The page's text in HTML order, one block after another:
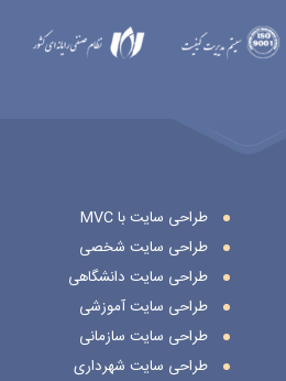
طراحی سایت با MVC
طراحی سایت شخصی
طراحی سایت دانشگاهی
طراحی سایت آموزشی
طراحی سایت سازمانی
طراحی سایت شهرداری